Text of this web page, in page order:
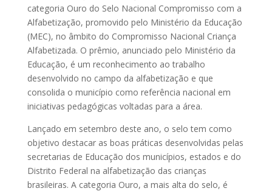
categoria Ouro do Selo Nacional Compromisso com a
Alfabetização, promovido pelo Ministério da Educação
(MEC), no âmbito do Compromisso Nacional Criança
Alfabetizada. O prêmio, anunciado pelo Ministério da
Educação, é um reconhecimento ao trabalho
desenvolvido no campo da alfabetização e que
consolida o município como referência nacional em
iniciativas pedagógicas voltadas para a área.
Lançado em setembro deste ano, o selo tem como
objetivo destacar as boas práticas desenvolvidas pelas
secretarias de Educação dos municípios, estados e do
Distrito Federal na alfabetização das crianças
brasileiras. A categoria Ouro, a mais alta do selo, é